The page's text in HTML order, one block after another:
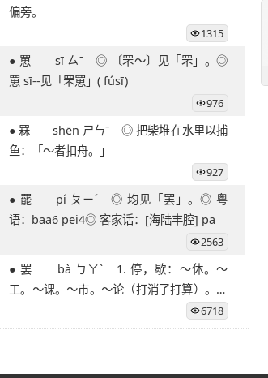
偏旁。
1315
● 罳 sī ㄙˉ ◎ 〔罘～〕见「罘」。◎
罳 sī--见「罘罳」( fúsī)
976
● 罧 shēn ㄕㄣˉ ◎ 把柴堆在水里以捕
鱼：「～者扣舟。」
927
● 罷 pí ㄆㄧˊ ◎ 均见「罢」。◎ 粤
语：baa6 pei4◎ 客家话：[海陆丰腔] pa
2563
● 罢 bà ㄅㄚˋ 1. 停，歇：～休。～
工。～课。～市。～论（打消了打算）。～
6718